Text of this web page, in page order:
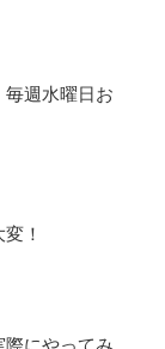
毎週水曜日お
！
際にやってみ